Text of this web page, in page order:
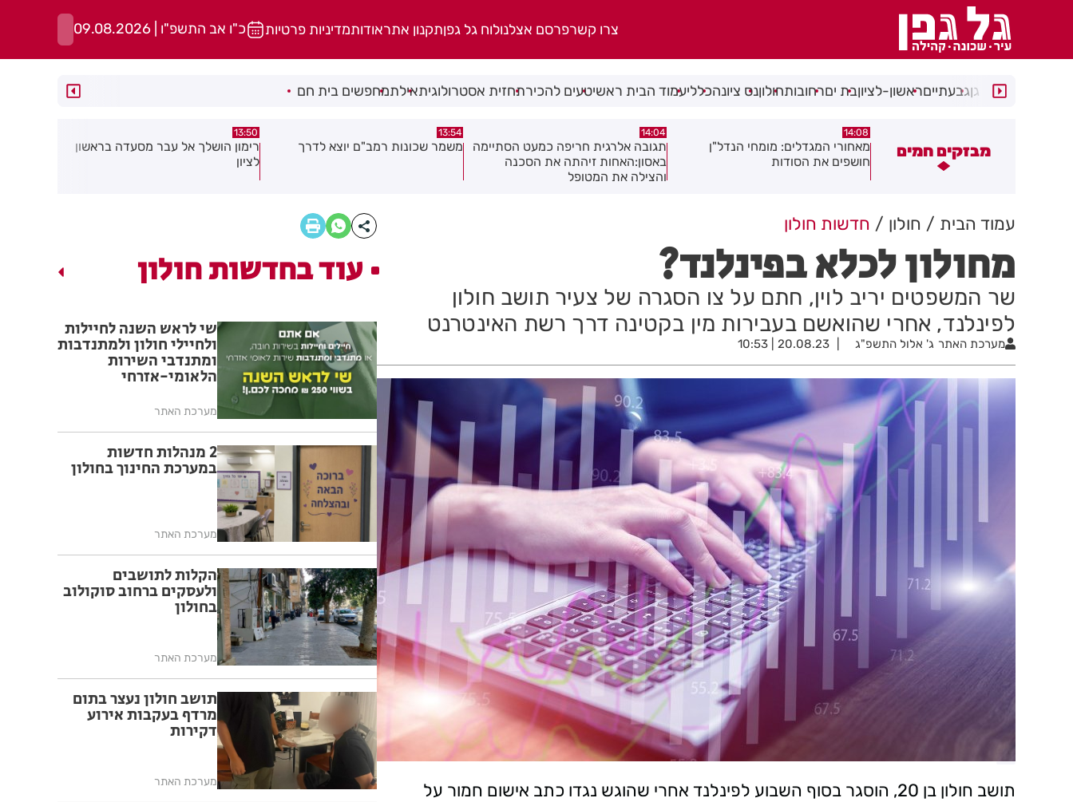
צרו קשרפרסם אצלנולוח גל גפןתקנון אתראודותמדיניות פרטיות כ"ו אב התשפ"ו | 09.08.2026
רמת גןגבעתייםראשון-לציוןבת יםרחובותחולוןנס ציונהכלליעמוד הבית ראשיטעים להכירתחזית אסטרולוגיתאילתמחפשים בית חם
מבזקים חמים
מאחורי המגדלים: מומחי הנדל"ן
חושפים את הסודות
14:04
תגובה אלרגית חריפה כמעט הסתיימה
באסון:האחות זיהתה את הסכנה
13:54
משמר שכונות רמב"ם יוצא לדרך
13:50
רימון הושלך אל עבר מסעדה בראשון
13:49
אסף הרופא: ילד נשכח ברכב מצבו
אנוש
עמוד הבית חולון חדשות חולון
מחולון לכלא בפינלנד?
שר המשפטים יריב לוין, חתם על צו הסגרה של צעיר תושב חולון
לפינלנד, אחרי שהואשם בעבירות מין בקטינה דרך רשת האינטרנט
מערכת האתר ג' אלול התשפ"ג 20.08.23 | 10:53
תושב חולון בן 20, הוסגר בסוף השבוע לפינלנד אחרי שהוגש נגדו כתב אישום חמור על
עוד בחדשות חולון
שי לראש השנה לחיילות
ולחיילי חולון ולמתנדבות
ומתנדבי השירות
הלאומי-אזרחי
מערכת האתר
2 מנהלות חדשות
במערכת החינוך בחולון
מערכת האתר
הקלות לתושבים
ולעסקים ברחוב סוקולוב
בחולון
מערכת האתר
תושב חולון נעצר בתום
מרדף בעקבות אירוע
דקירות
מערכת האתר